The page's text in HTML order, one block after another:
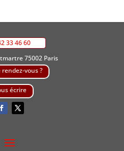
33 46 60
75002 Paris
rendez-vous ?
écrire